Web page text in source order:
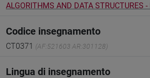
ALGORITHMS AND DATA STRUCTURES -
Codice insegnamento
CT0371 (AF:521603 AR:301128)
Lingua di insegnamento